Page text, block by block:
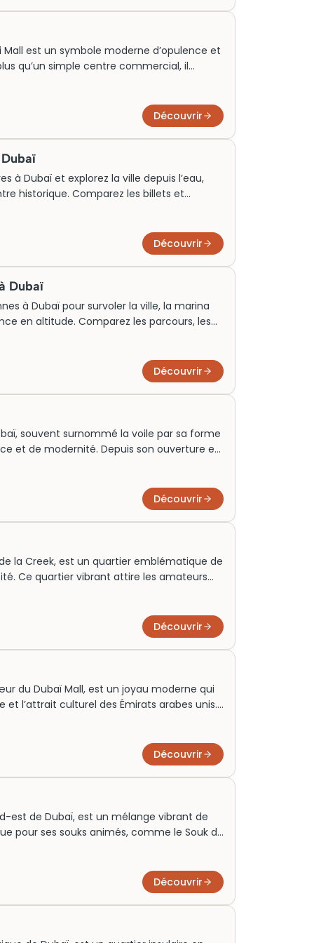
inoubliable dans le luxe urbain.
est un symbole moderne d’opulence et
qu’un simple centre commercial, il
chaque année. Réservez vos billets à
et découvrez pourquoi il est devenu une
Découvrir
à Dubaï et explorez la ville depuis l’eau,
historique. Comparez les billets et
Découvrir
Dubaï
à Dubaï pour survoler la ville, la marina
en altitude. Comparez les parcours, les
Découvrir
souvent surnommé la voile par sa forme
et de modernité. Depuis son ouverture en
Aujourd’hui, des milliers de visiteurs
architectural, souvent en réservant
Découvrir
la Creek, est un quartier emblématique de
Ce quartier vibrant attire les amateurs
authentique. Une visite ici promet une
fascinant et le présent dynamique de
Découvrir
du Dubaï Mall, est un joyau moderne qui
l’attrait culturel des Émirats arabes unis.
Réserver des billets pour une visite
consolidant sa popularité en tant
Découvrir
est de Dubaï, est un mélange vibrant de
pour ses souks animés, comme le Souk de
à la visite des marchés colorés et des
urbains et les passionnés de
Découvrir